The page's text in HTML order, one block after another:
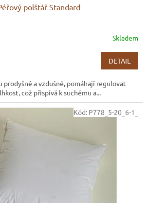
polštář Standard
Skladem
DETAIL
prodyšné a vzdušné, pomáhají regulovat
což přispívá k suchému a...
Kód: P778_5-20_6-1_